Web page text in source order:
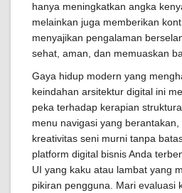
hanya meningkatkan angka
melainkan juga memberikan
menyajikan pengalaman
sehat, aman, dan memuaskan
Gaya hidup modern yang
keindahan arsitektur digital ini
peka terhadap kerapian
menu navigasi yang
kreativitas seni murni tanpa
platform digital bisnis Anda
UI yang kaku atau lambat yang
pikiran pengguna. Mari evaluasi